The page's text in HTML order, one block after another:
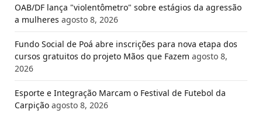
OAB/DF lança "violentômetro" sobre estágios da agressão
a mulheres agosto 8, 2026
Fundo Social de Poá abre inscrições para nova etapa dos
cursos gratuitos do projeto Mãos que Fazem agosto 8,
2026
Esporte e Integração Marcam o Festival de Futebol da
Carpição agosto 8, 2026